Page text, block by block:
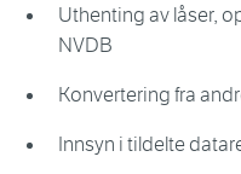
Uthenting av låser,
NVDB
Konvertering fra
Innsyn i tildelte